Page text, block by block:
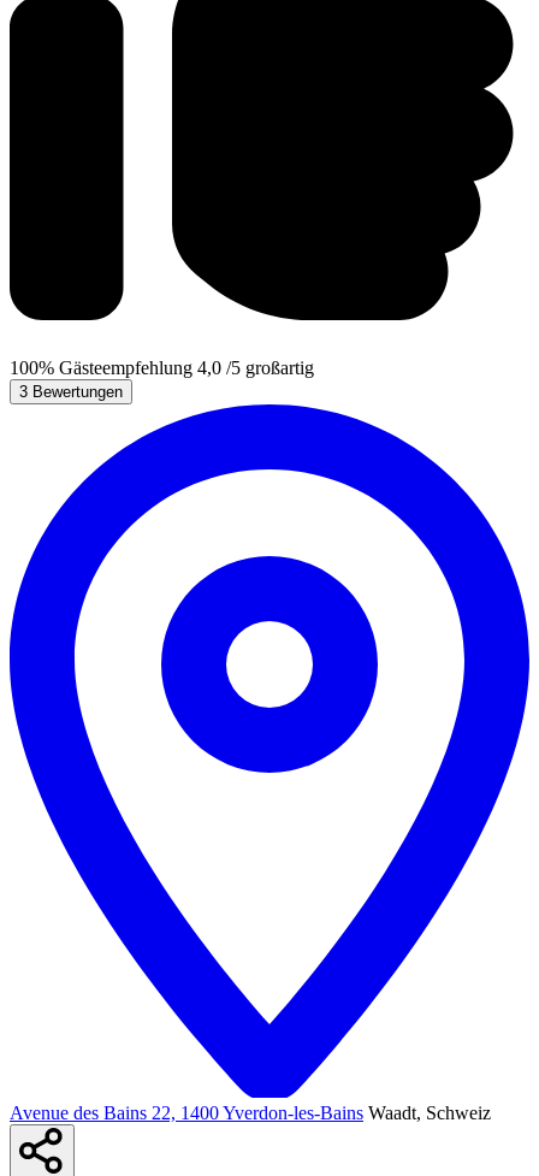
100% Gästeempfehlung 4,0 /5 großartig
3 Bewertungen
Avenue des Bains 22, 1400 Yverdon-les-Bains Waadt, Schweiz